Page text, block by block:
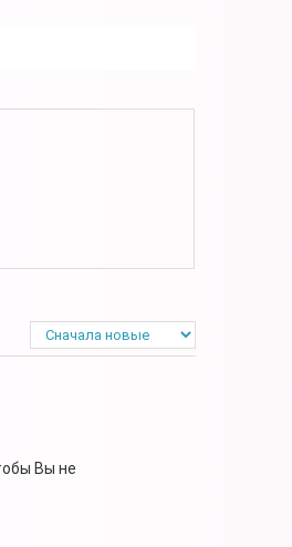
Вы не